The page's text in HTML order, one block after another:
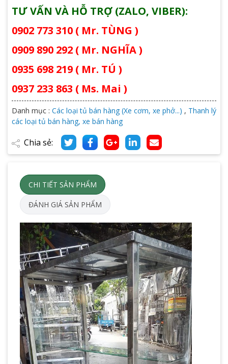
TƯ VẤN VÀ HỖ TRỢ (ZALO, VIBER):
0902 773 310 ( Mr. TÙNG )
0909 890 292 ( Mr. NGHĨA )
0935 698 219 ( Mr. TÚ )
0937 233 863 ( Ms. Mai )
Danh mục : Các loại tủ bán hàng (Xe cơm, xe phở...) , Thanh lý
các loại tủ bán hàng, xe bán hàng
Chia sẻ:
CHI TIẾT SẢN PHẨM
ĐÁNH GIÁ SẢN PHẨM